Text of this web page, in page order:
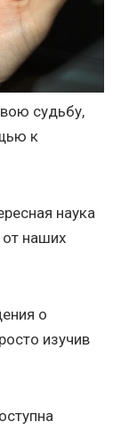
судьбу,
к
наука
наших
о
изучив